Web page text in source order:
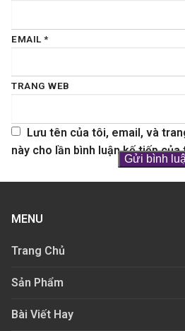
EMAIL *
TRANG WEB
Lưu tên của tôi, email, và
này cho lần bình luận kế tiếp của
MENU
Trang Chủ
Sản Phẩm
Bài Viết Hay